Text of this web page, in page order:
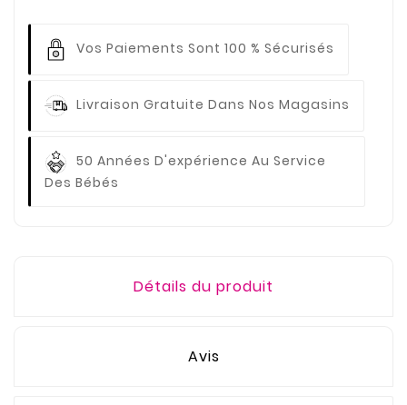
Vos Paiements Sont 100 % Sécurisés
Livraison Gratuite Dans Nos Magasins
50 Années D'expérience Au Service
Des Bébés
Détails du produit
Avis